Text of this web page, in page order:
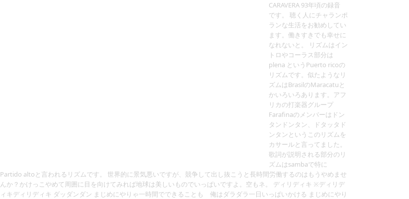
CARAVERA 93年頃の録音
です。 聴く人にチャランポ
ランな生活をお勧めしてい
ます。働きすきでも幸せに
なれないと。 リズムはイン
トロやコーラス部分は
plena というPuerto ricoの
リズムです。似たようなリ
ズムはBrasilのMaracatuと
かいろいろあります。アフ
リカの打楽器グループ
Farafinaのメンバーはドン
タンドンタン、ドタッタド
ンタンというこのリズムを
カサールと言ってました。
歌詞が説明される部分のリ
ズムはsambaで特に
Partido altoと言われるリズムです。 世界的に景気悪いですが、競争して出し抜こうと長時間労働するのはもうやめませ
んか？かけっこやめて周囲に目を向けてみれば地球は美しいものでいっぱいですよ。空もネ。 ディリディキ ※ディリデ
ィキディリディキ ダッダンダン まじめにやりゃ一時間でできることも 俺はダラダラ一日いっぱいかける まじめにやり